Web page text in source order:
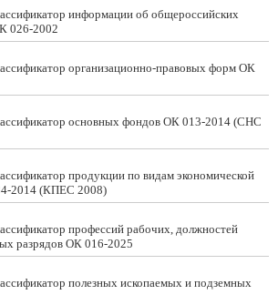
информации об общероссийских
026-2002
организационно-правовых форм ОК
основных фондов ОК 013-2014 (СНС
продукции по видам экономической
2014 (КПЕС 2008)
профессий рабочих, должностей
разрядов ОК 016-2025
полезных ископаемых и подземных